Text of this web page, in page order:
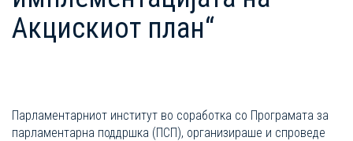
Акцискиот план“
Парламентарниот институт во соработка со Програмата за
парламентарна поддршка (ПСП), организираше и спроведе